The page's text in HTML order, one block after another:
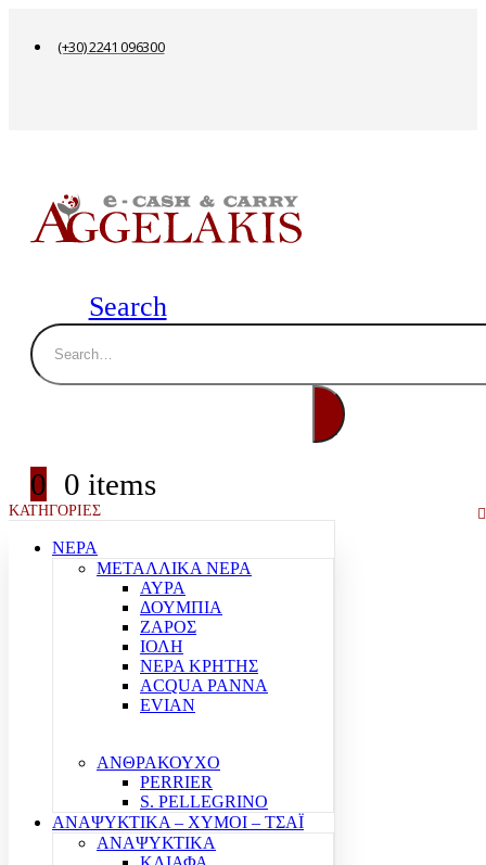
(+30) 2241 096300
Search
0 0 items
ΚΑΤΗΓΟΡΙΕΣ
ΝΕΡΑ
ΜΕΤΑΛΛΙΚΑ ΝΕΡΑ
ΑΥΡΑ
ΔΟΥΜΠΙΑ
ΖΑΡΟΣ
ΙΟΛΗ
ΝΕΡΑ ΚΡΗΤΗΣ
ACQUA PANNA
EVIAN
ΑΝΘΡΑΚΟΥΧΟ
PERRIER
S. PELLEGRINO
ΑΝΑΨΥΚΤΙΚΑ – ΧΥΜΟΙ – ΤΣΑΪ
ΑΝΑΨΥΚΤΙΚΑ